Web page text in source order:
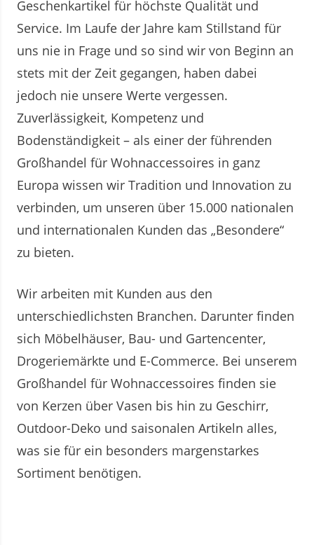
Geschenkartikel für höchste Qualität und
Service. Im Laufe der Jahre kam Stillstand für
uns nie in Frage und so sind wir von Beginn an
stets mit der Zeit gegangen, haben dabei
jedoch nie unsere Werte vergessen.
Zuverlässigkeit, Kompetenz und
Bodenständigkeit – als einer der führenden
Großhandel für Wohnaccessoires in ganz
Europa wissen wir Tradition und Innovation zu
verbinden, um unseren über 15.000 nationalen
und internationalen Kunden das „Besondere“
zu bieten.
Wir arbeiten mit Kunden aus den
unterschiedlichsten Branchen. Darunter finden
sich Möbelhäuser, Bau- und Gartencenter,
Drogeriemärkte und E-Commerce. Bei unserem
Großhandel für Wohnaccessoires finden sie
von Kerzen über Vasen bis hin zu Geschirr,
Outdoor-Deko und saisonalen Artikeln alles,
was sie für ein besonders margenstarkes
Sortiment benötigen.